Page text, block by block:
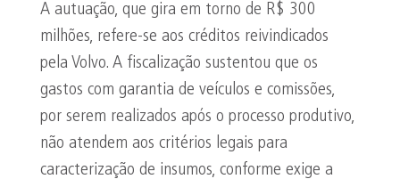
A autuação, que gira em torno de R$ 300
milhões, refere-se aos créditos reivindicados
pela Volvo. A fiscalização sustentou que os
gastos com garantia de veículos e comissões,
por serem realizados após o processo produtivo,
não atendem aos critérios legais para
caracterização de insumos, conforme exige a